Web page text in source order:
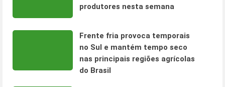
produtores nesta semana
Frente fria provoca temporais
no Sul e mantém tempo seco
nas principais regiões agrícolas
do Brasil